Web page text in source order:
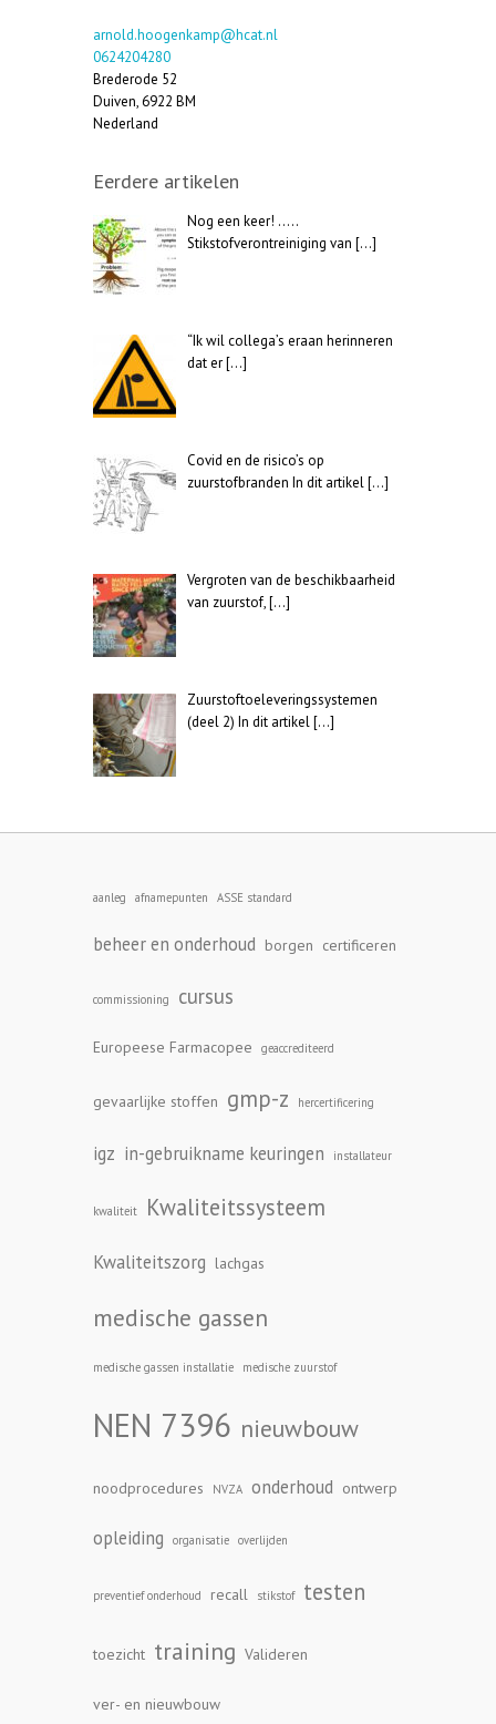
arnold.hoogenkamp@hcat.nl
0624204280
Brederode 52
Duiven,6922 BM
Nederland
Eerdere artikelen
Nog een keer! …..
Stikstofverontreiniging van […]
“Ik wil collega’s eraan herinneren
dat er[…]
Covid en de risico’s op
zuurstofbranden In dit artikel[…]
Vergroten van de beschikbaarheid
van zuurstof,[…]
Zuurstoftoeleveringssystemen
(deel 2) In dit artikel[…]
aanleg afnamepunten ASSE standard
beheer en onderhoud borgen certificeren
commissioning cursus
Europeese Farmacopee geaccrediteerd
gevaarlijke stoffen gmp-z hercertificering
igz in-gebruikname keuringen installateur
kwaliteit Kwaliteitssysteem
Kwaliteitszorg lachgas
medische gassen
medische gassen installatie medische zuurstof
NEN 7396 nieuwbouw
noodprocedures NVZA onderhoud ontwerp
opleiding organisatie overlijden
preventief onderhoud recall stikstof testen
toezicht training Valideren
ver- en nieuwbouw